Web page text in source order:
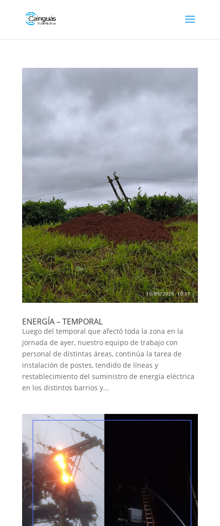
ENERGÍA – TEMPORAL
Luego del temporal que afectó toda la zona en la
jornada de ayer, nuestro equipo de trabajo con
personal de distintas áreas, continúa la tarea de
instalación de postes, tendido de líneas y
restablecimiento del suministro de energía eléctrica
en los distintos barrios y...